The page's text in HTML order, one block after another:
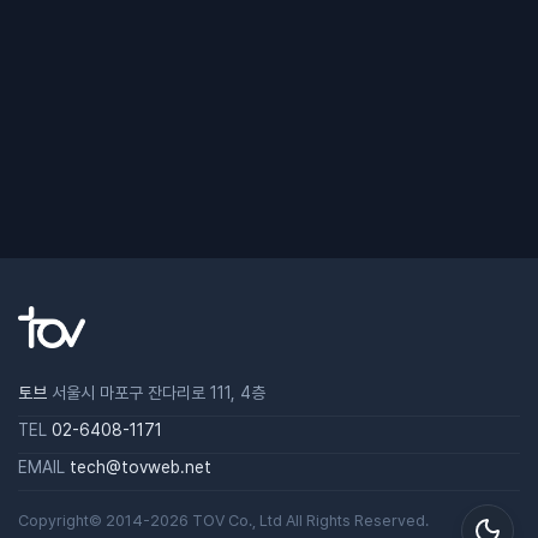
토브 서울시 마포구 잔다리로 111, 4층
TEL 02-6408-1171
EMAIL tech@tovweb.net
Copyright© 2014-2026 TOV Co., Ltd All Rights Reserved.